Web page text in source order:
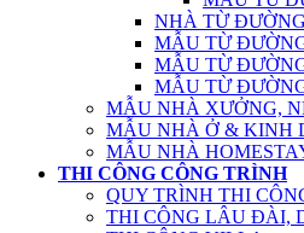
NHÀ TỪ
MẪU TỪ
MẪU TỪ
MẪU TỪ
MẪU NHÀ XƯỞNG,
MẪU NHÀ Ở & KINH
MẪU NHÀ
THI CÔNG CÔNG TRÌNH
QUY TRÌNH THI
THI CÔNG LÂU ĐÀI,